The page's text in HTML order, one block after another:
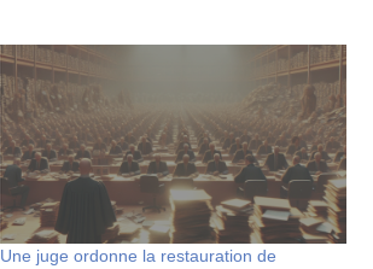
Une juge ordonne la restauration de